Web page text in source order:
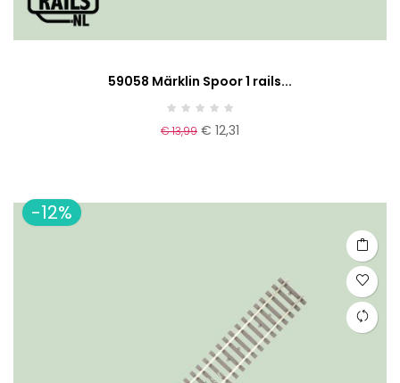
59058 Märklin Spoor 1 rails...
€ 13,99 € 12,31
-12%